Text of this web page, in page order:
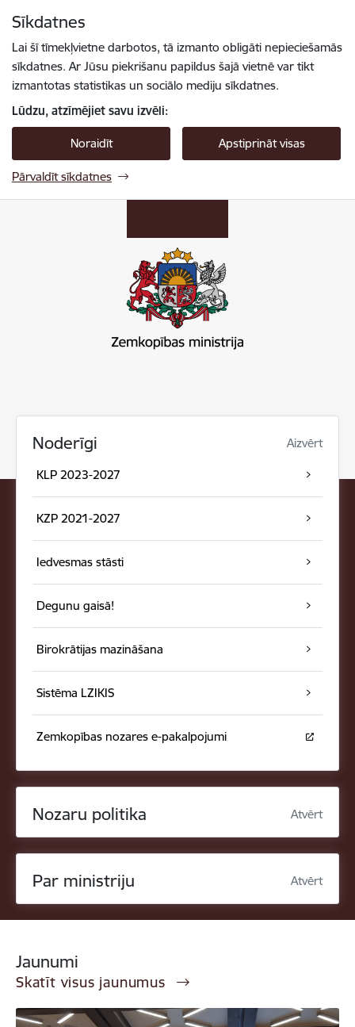
Sīkdatnes
Lai šī tīmekļvietne darbotos, tā izmanto obligāti nepieciešamās
sīkdatnes. Ar Jūsu piekrišanu papildus šajā vietnē var tikt
izmantotas statistikas un sociālo mediju sīkdatnes.
Lūdzu, atzīmējiet savu izvēli:
Noraidīt Apstiprināt visas
Pārvaldīt sīkdatnes
Noderīgi Aizvērt
KLP 2023-2027
KZP 2021-2027
Iedvesmas stāsti
Degunu gaisā!
Birokrātijas mazināšana
Sistēma LZIKIS
Zemkopības nozares e-pakalpojumi
Nozaru politika Atvērt
Par ministriju Atvērt
Jaunumi
Skatīt visus jaunumus